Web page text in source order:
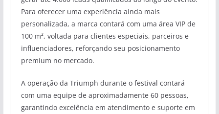
Para oferecer uma experiência ainda mais
personalizada, a marca contará com uma área VIP de
100 m², voltada para clientes especiais, parceiros e
influenciadores, reforçando seu posicionamento
premium no mercado.
A operação da Triumph durante o festival contará
com uma equipe de aproximadamente 60 pessoas,
garantindo excelência em atendimento e suporte em